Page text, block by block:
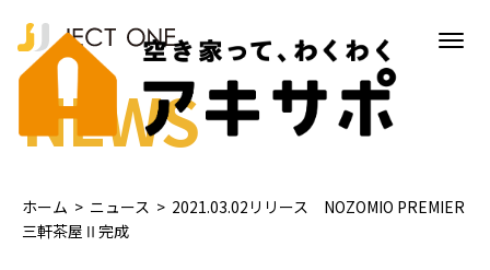
NEWS
ホーム > ニュース > 2021.03.02リリース NOZOMIO PREMIER
三軒茶屋Ⅱ完成